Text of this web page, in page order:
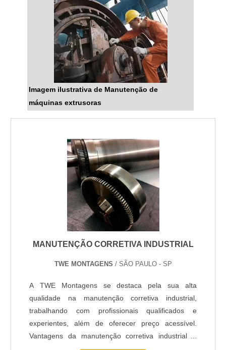
Imagem ilustrativa de Manutenção de
máquinas extrusoras
MANUTENÇÃO CORRETIVA INDUSTRIAL
TWE MONTAGENS / SÃO PAULO - SP
A TWE Montagens se destaca pela sua alta
qualidade na manutenção corretiva industrial,
trabalhando com profissionais qualificados e
experientes, além de oferecer preço acessível.
Vantagens da manutenção corretiva industrial A
manutenção corretiva industrial pode ser realizada